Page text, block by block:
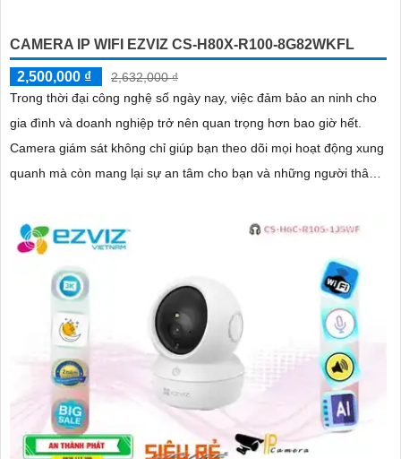
CAMERA IP WIFI EZVIZ CS-H80X-R100-8G82WKFL
2,500,000 ₫
2,632,000 ₫
Trong thời đại công nghệ số ngày nay, việc đảm bảo an ninh cho
gia đình và doanh nghiệp trở nên quan trọng hơn bao giờ hết.
Camera giám sát không chỉ giúp bạn theo dõi mọi hoạt động xung
quanh mà còn mang lại sự an tâm cho bạn và những người thân